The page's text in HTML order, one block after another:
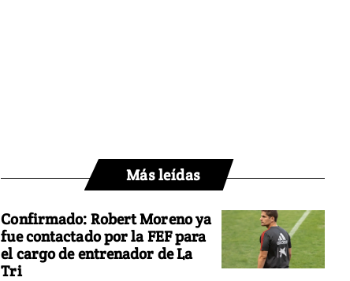
Más leídas
Confirmado: Robert Moreno ya
fue contactado por la FEF para
el cargo de entrenador de La
Tri